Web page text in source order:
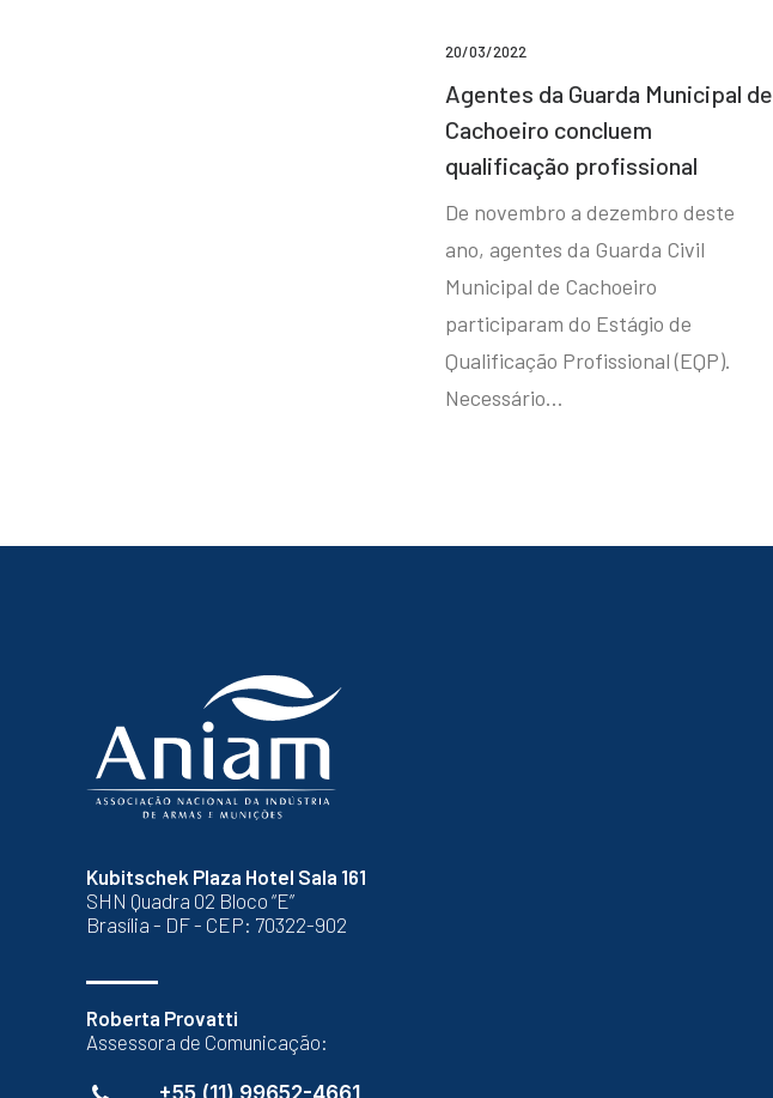
20/03/2022
Agentes da Guarda Municipal de
Cachoeiro concluem
qualificação profissional
De novembro a dezembro deste
ano, agentes da Guarda Civil
Municipal de Cachoeiro
participaram do Estágio de
Qualificação Profissional (EQP).
Necessário…
Kubitschek Plaza Hotel Sala 161
SHN Quadra 02 Bloco “E”
Brasília - DF - CEP: 70322-902
Roberta Provatti
Assessora de Comunicação:
+55 (11) 99652-4661